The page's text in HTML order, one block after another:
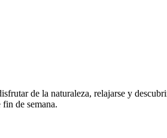
de la naturaleza, relajarse y
de semana.